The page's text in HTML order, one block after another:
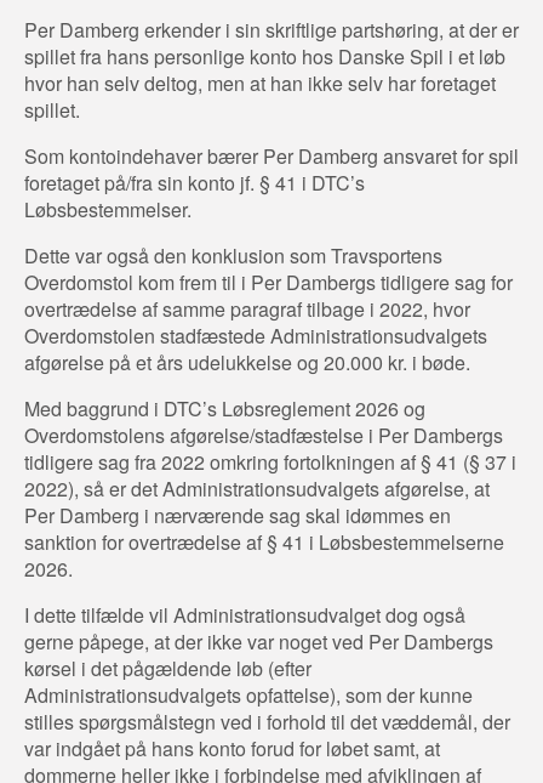
Per Damberg erkender i sin skriftlige partshøring, at der er
spillet fra hans personlige konto hos Danske Spil i et løb
hvor han selv deltog, men at han ikke selv har foretaget
spillet.
Som kontoindehaver bærer Per Damberg ansvaret for spil
foretaget på/fra sin konto jf. § 41 i DTC’s
Løbsbestemmelser.
Dette var også den konklusion som Travsportens
Overdomstol kom frem til i Per Dambergs tidligere sag for
overtrædelse af samme paragraf tilbage i 2022, hvor
Overdomstolen stadfæstede Administrationsudvalgets
afgørelse på et års udelukkelse og 20.000 kr. i bøde.
Med baggrund i DTC’s Løbsreglement 2026 og
Overdomstolens afgørelse/stadfæstelse i Per Dambergs
tidligere sag fra 2022 omkring fortolkningen af § 41 (§ 37 i
2022), så er det Administrationsudvalgets afgørelse, at
Per Damberg i nærværende sag skal idømmes en
sanktion for overtrædelse af § 41 i Løbsbestemmelserne
2026.
I dette tilfælde vil Administrationsudvalget dog også
gerne påpege, at der ikke var noget ved Per Dambergs
kørsel i det pågældende løb (efter
Administrationsudvalgets opfattelse), som der kunne
stilles spørgsmålstegn ved i forhold til det væddemål, der
var indgået på hans konto forud for løbet samt, at
dommerne heller ikke i forbindelse med afviklingen af